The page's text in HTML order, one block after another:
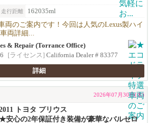
走行距離 162035ml
のご案内です！今回は人気のLexus製ハイ
両詳細...
& Repair (Torrance Office)
[ライセンス] California Dealer # 83377
詳細
2026年07月30日(木)
トヨタ プリウス
安心の2年保証付き装備が豪華なバルセロ